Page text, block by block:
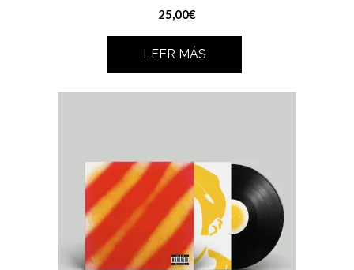
25,00€
LEER MÁS